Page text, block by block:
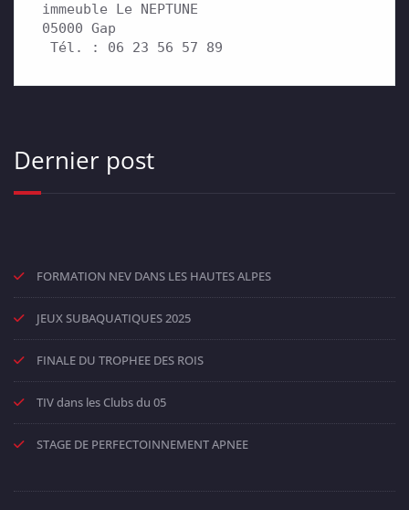
immeuble Le NEPTUNE
05000 Gap
Tél. : 06 23 56 57 89
Dernier post
FORMATION NEV DANS LES HAUTES ALPES
JEUX SUBAQUATIQUES 2025
FINALE DU TROPHEE DES ROIS
TIV dans les Clubs du 05
STAGE DE PERFECTOINNEMENT APNEE